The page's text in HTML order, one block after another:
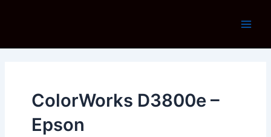
ColorWorks D3800e –
Epson